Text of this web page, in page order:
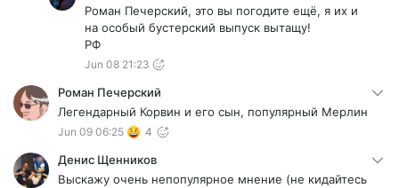
Роман Печерский, это вы погодите ещё, я их и
на особый бустерский выпуск вытащу!
РФ
Jun 08 21:23
Роман Печерский
Легендарный Корвин и его сын, популярный Мерлин
Jun 09 06:25 4
Денис Щенников
Выскажу очень непопулярное мнение (не кидайтесь